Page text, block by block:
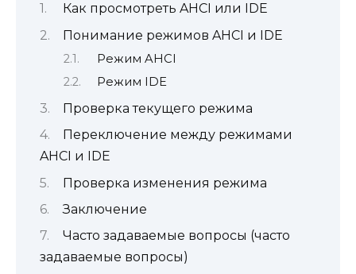
Как просмотреть AHCI или IDE
Понимание режимов AHCI и IDE
Режим AHCI
Режим IDE
Проверка текущего режима
Переключение между режимами
AHCI и IDE
Проверка изменения режима
Заключение
Часто задаваемые вопросы (часто
задаваемые вопросы)